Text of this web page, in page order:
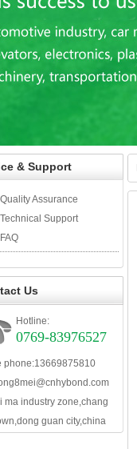
& Support
Quality Assurance
Technical Support
FAQ
Us
Hotline:
0769-83976527
phone:13669875810
ma industry zone,chang
guan city,china